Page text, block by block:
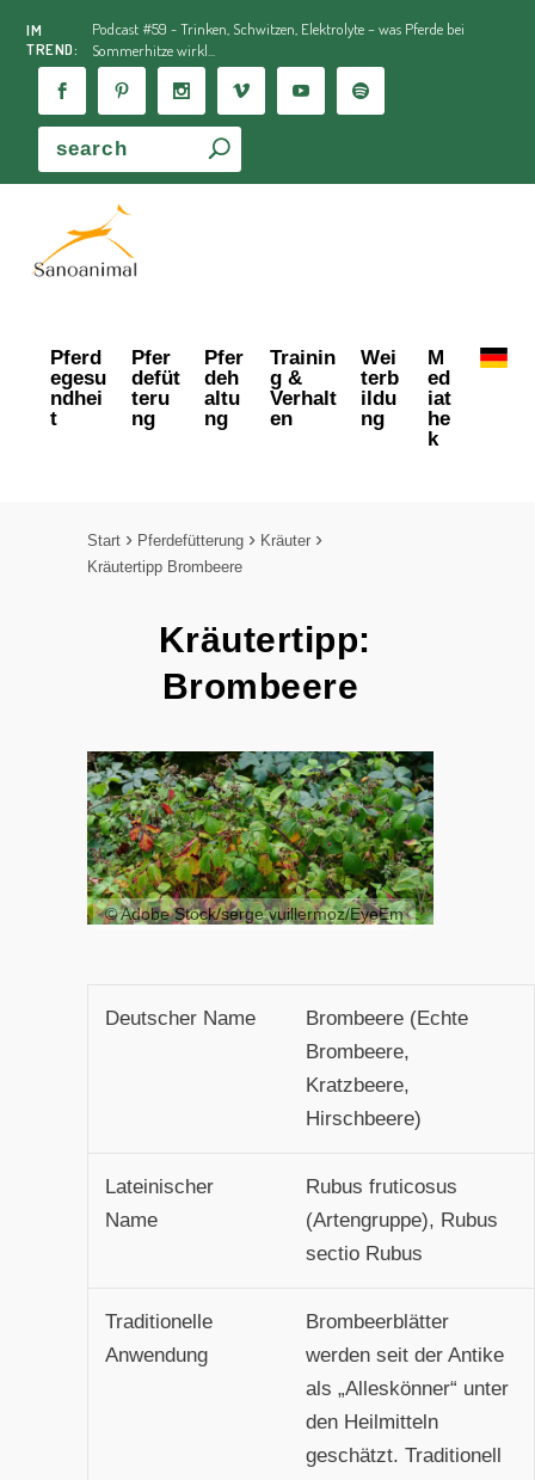
IM
TREND:
Podcast #59 - Trinken, Schwitzen, Elektrolyte – was Pferde bei
Sommerhitze wirkl...
Pferd
egesu
ndhei
t
Pfer
defüt
teru
ng
Pfer
deh
altu
ng
Trainin
g &
Verhalt
en
Wei
terb
ildu
ng
M
ed
iat
he
k
Start Pferdefütterung
Kräuter
Kräutertipp Brombeere
Kräutertipp:
Brombeere
© Adobe Stock/serge vuillermoz/EyeEm
Deutscher Name
Brombeere (Echte
Brombeere,
Kratzbeere,
Hirschbeere)
Lateinischer
Name
Rubus fruticosus
(Artengruppe), Rubus
sectio Rubus
Traditionelle
Anwendung
Brombeerblätter
werden seit der Antike
als „Alleskönner“ unter
den Heilmitteln
geschätzt. Traditionell